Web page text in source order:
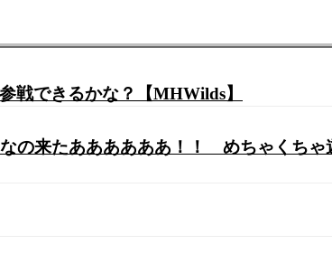
戦できるかな？【MHWilds】
の来たああああああ！！ めちゃくち